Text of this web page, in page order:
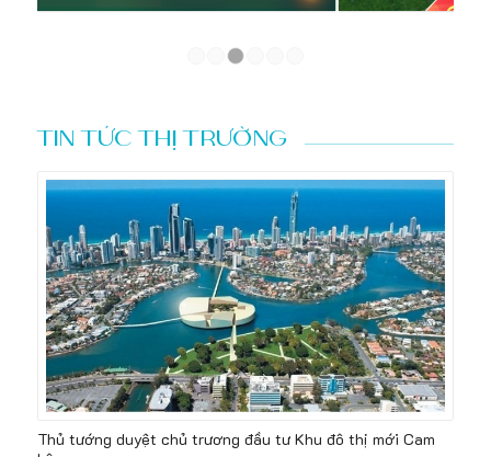
TIN TỨC THỊ TRƯỜNG
Thủ tướng duyệt chủ trương đầu tư Khu đô thị mới Cam